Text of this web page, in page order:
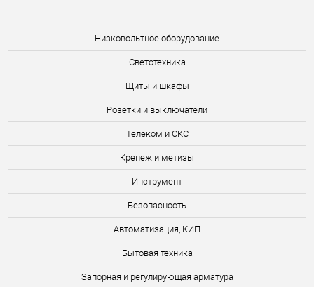
Низковольтное оборудование
Светотехника
Щиты и шкафы
Розетки и выключатели
Телеком и СКС
Крепеж и метизы
Инструмент
Безопасность
Автоматизация, КИП
Бытовая техника
Запорная и регулирующая арматура